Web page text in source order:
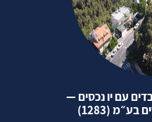
עם יו נכסים —
(1283)